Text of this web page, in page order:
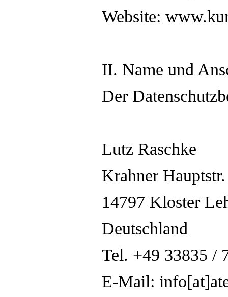
Website:
II. Name und
Der
Lutz Raschke
Krahner
14797 Kloster
Deutschland
Tel. +49 33835 /
E-Mail: